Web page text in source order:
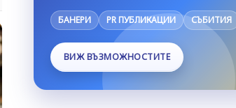
БАНЕРИ PR ПУБЛИКАЦИИ СЪБИТИЯ
ВИЖ ВЪЗМОЖНОСТИТЕ